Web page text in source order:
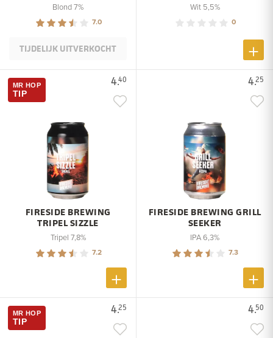
Blond 7%
7.0
TIJDELIJK UITVERKOCHT
Wit 5,5%
0
4.40
MR HOP
TIP
FIRESIDE BREWING
TRIPEL SIZZLE
Tripel 7,8%
7.2
4.25
FIRESIDE BREWING GRILL
SEEKER
IPA 6,3%
7.3
4.25
MR HOP
TIP
4.50